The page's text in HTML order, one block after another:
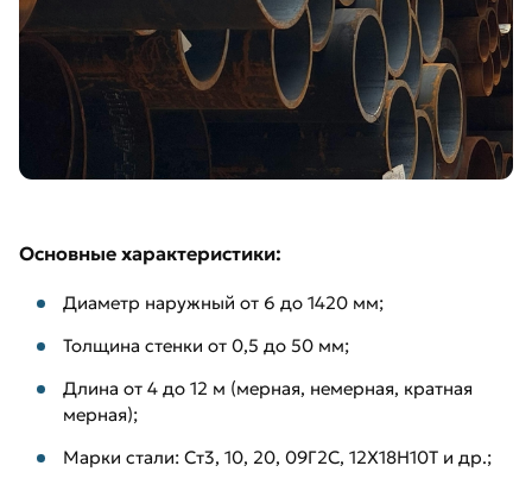
Основные характеристики:
Диаметр наружный от 6 до 1420 мм;
Толщина стенки от 0,5 до 50 мм;
Длина от 4 до 12 м (мерная, немерная, кратная
мерная);
Марки стали: Ст3, 10, 20, 09Г2С, 12Х18Н10Т и др.;